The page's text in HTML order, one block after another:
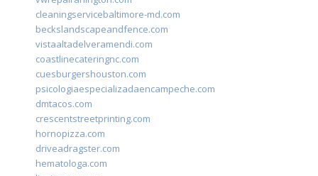
cleaningservicebaltimore-md.com
beckslandscapeandfence.com
vistaaltadelveramendi.com
coastlinecateringnc.com
cuesburgershouston.com
psicologiaespecializadaencampeche.com
dmtacos.com
crescentstreetprinting.com
hornopizza.com
driveadragster.com
hematologa.com